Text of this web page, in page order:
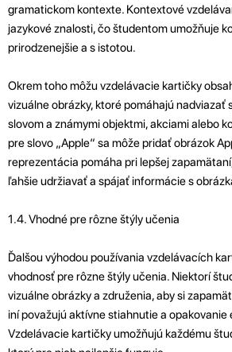
gramatickom kontexte. Kontextové
jazykové znalosti, čo študentom umožňuje
prirodzenejšie a s istotou.
Okrem toho môžu vzdelávacie kartičky
vizuálne obrázky, ktoré pomáhajú nadviazať
slovom a známymi objektmi, akciami alebo
pre slovo „Apple“ sa môže pridať obrázok
reprezentácia pomáha pri lepšej
ľahšie udržiavať a spájať informácie s
1.4. Vhodné pre rôzne štýly učenia
Ďalšou výhodou používania vzdelávacích
vhodnosť pre rôzne štýly učenia. Niektorí
vizuálne obrázky a združenia, aby si
iní považujú aktívne stiahnutie a opakovanie
Vzdelávacie kartičky umožňujú každému